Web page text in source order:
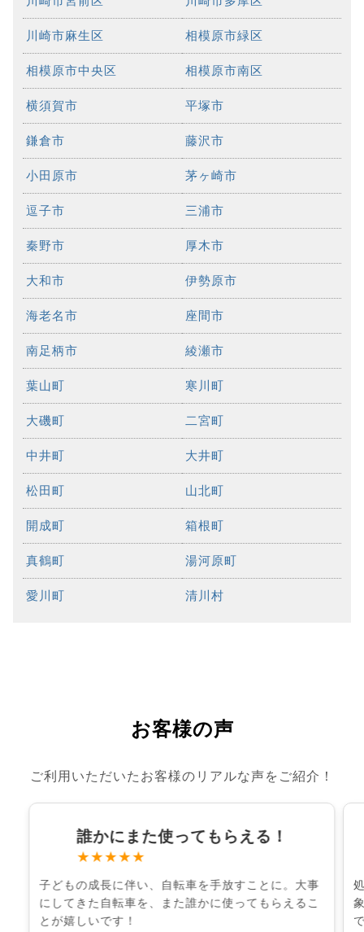
川崎市麻生区 相模原市緑区
相模原市中央区 相模原市南区
横須賀市 平塚市
鎌倉市 藤沢市
小田原市 茅ヶ崎市
逗子市 三浦市
秦野市 厚木市
大和市 伊勢原市
海老名市 座間市
南足柄市 綾瀬市
葉山町 寒川町
大磯町 二宮町
中井町 大井町
松田町 山北町
開成町 箱根町
真鶴町 湯河原町
愛川町 清川村
お客様の声
ご利用いただいたお客様のリアルな声をご紹介！
誰かにまた使ってもらえる！
★★★★★
子どもの成長に伴い、自転車を手放すことに。大事
にしてきた自転車を、また誰かに使ってもらえるこ
とが嬉しいです！